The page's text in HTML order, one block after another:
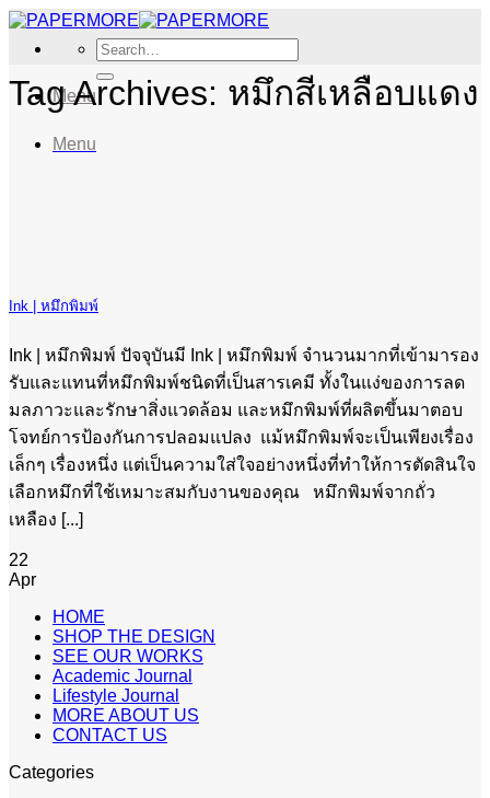
Skip
content
Search
for:
Menu
Menu
Tag Archives: หมึกสีเหลือบแดง
Ink | หมึกพิมพ์
Ink | หมึกพิมพ์ ปัจจุบันมี Ink | หมึกพิมพ์ จำนวนมากที่เข้ามารอง
รับและแทนที่หมึกพิมพ์ชนิดที่เป็นสารเคมี ทั้งในแง่ของการลด
มลภาวะและรักษาสิ่งแวดล้อม และหมึกพิมพ์ที่ผลิตขึ้นมาตอบ
โจทย์การป้องกันการปลอมแปลง แม้หมึกพิมพ์จะเป็นเพียงเรื่อง
เล็กๆ เรื่องหนึ่ง แต่เป็นความใส่ใจอย่างหนึ่งที่ทำให้การตัดสินใจ
เลือกหมึกที่ใช้เหมาะสมกับงานของคุณ หมึกพิมพ์จากถั่ว
เหลือง [...]
22
Apr
HOME
SHOP THE DESIGN
SEE OUR WORKS
Academic Journal
Lifestyle Journal
MORE ABOUT US
CONTACT US
Categories